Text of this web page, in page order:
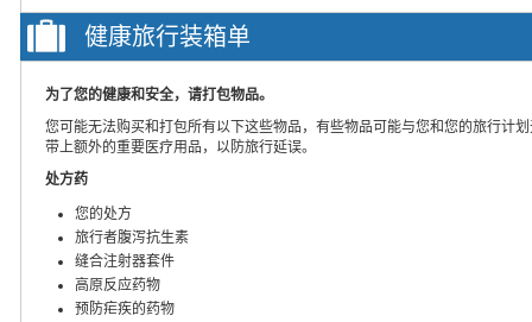
健康旅行装箱单
为了您的健康和安全，请打包物品。
您可能无法购买和打包所有以下这些物品，有些物品可能与您和您的旅行计
带上额外的重要医疗用品，以防旅行延误。
处方药
您的处方
旅行者腹泻抗生素
缝合注射器套件
高原反应药物
预防疟疾的药物